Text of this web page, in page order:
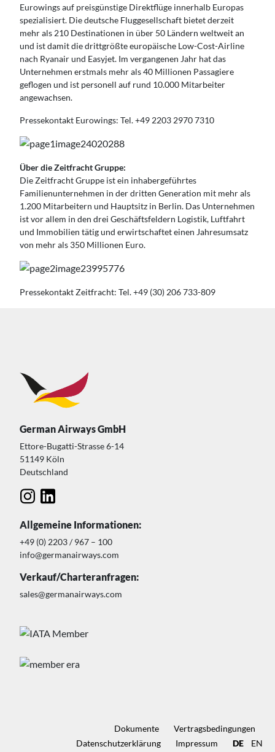
Eurowings auf preisgünstige Direktflüge innerhalb Europas
spezialisiert. Die deutsche Fluggesellschaft bietet derzeit
mehr als 210 Destinationen in über 50 Ländern weltweit an
und ist damit die drittgrößte europäische Low-Cost-Airline
nach Ryanair und Easyjet. Im vergangenen Jahr hat das
Unternehmen erstmals mehr als 40 Millionen Passagiere
geflogen und ist personell auf rund 10.000 Mitarbeiter
angewachsen.
Pressekontakt Eurowings: Tel. +49 2203 2970 7310
Über die Zeitfracht Gruppe:
Die Zeitfracht Gruppe ist ein inhabergeführtes
Familienunternehmen in der dritten Generation mit mehr als
1.200 Mitarbeitern und Hauptsitz in Berlin. Das Unternehmen
ist vor allem in den drei Geschäftsfeldern Logistik, Luftfahrt
und Immobilien tätig und erwirtschaftet einen Jahresumsatz
von mehr als 350 Millionen Euro.
Pressekontakt Zeitfracht: Tel. +49 (30) 206 733-809
German Airways GmbH
Ettore-Bugatti-Strasse 6-14
51149 Köln
Deutschland
Allgemeine Informationen:
+49 (0) 2203 / 967 – 100
info@germanairways.com
Verkauf/Charteranfragen:
sales@germanairways.com
Dokumente
Vertragsbedingungen
Datenschutz­erklärung
Impressum DE EN